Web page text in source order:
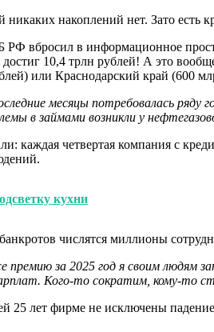
накоплений нет. Зато есть
РФ вбросил в информационное
достиг 10,4 трлн рублей! А это
или Краснодарский край (600
месяцы потребовалась
в займами возникли у
каждая четвертая компания с
кухни
числятся миллионы
премию за 2025 год я своим людям
Кого-то сократим, кому-то
лет фирме не исключены падение